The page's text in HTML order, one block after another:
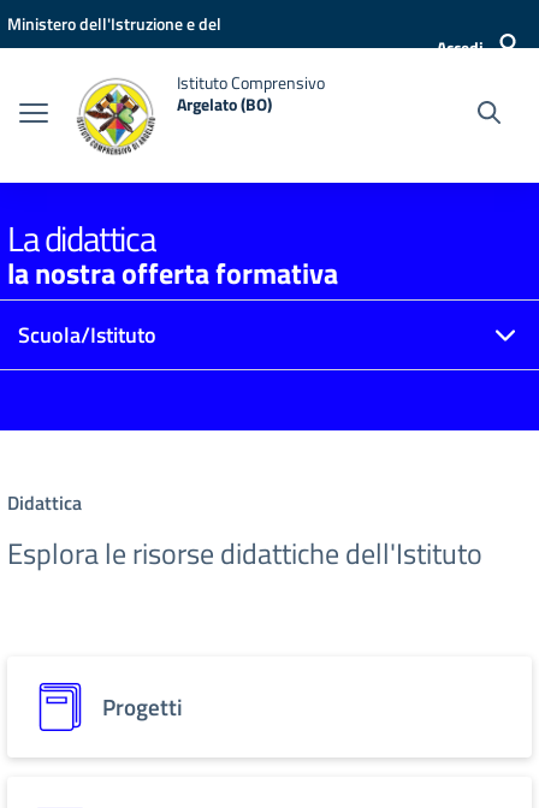
Vai ai contenuti
Vai al menu di navigazione
Vai al footer
Ministero dell'Istruzione e del
Accedi
Istituto Comprensivo
Argelato (BO)
La didattica
la nostra offerta formativa
Scuola/Istituto
Didattica
Esplora le risorse didattiche dell'Istituto
Progetti